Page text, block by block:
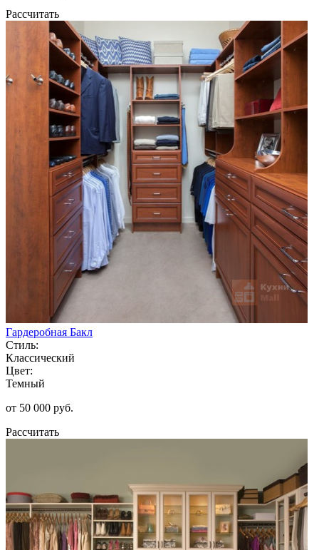
Рассчитать
Гардеробная Бакл
Стиль:
Классический
Цвет:
Темный
от 50 000 руб.
Рассчитать